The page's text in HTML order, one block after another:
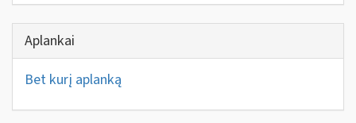
Aplankai
Bet kurį aplanką